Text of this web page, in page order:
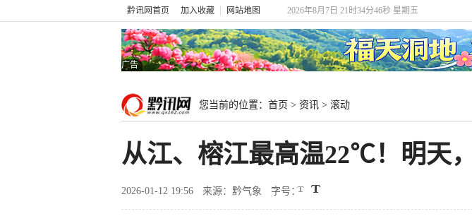
黔讯网首页 加入收藏 网站地图 2026年8月7日 21时34分47秒 星期五
广告
您当前的位置： 首页 > 资讯 > 滚动
从江、榕江最高温22℃！明天
2026-01-12 19:56 来源：黔气象 字号：